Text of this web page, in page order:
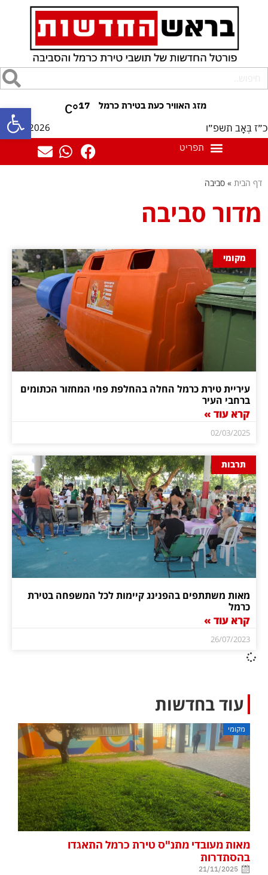
פתח 17
°C
כ״ז בְּאָב תשפ״ו 10/08/2026
דף הבית » סביבה
מדור סביבה
מקומי
עיריית טירת כרמל החלה בהחלפת פחי המחזור הכתומים
ברחבי העיר
קרא עוד »
02/03/2025
תרבות
מאות משתתפים בהפנינג קיימות לכל המשפחה בטירת
כרמל
קרא עוד »
26/07/2023
עוד בחדשות
מקומי
מאות מעובדי מתנ"ס טירת כרמל התאגדו
בהסתדרות
21/11/2025